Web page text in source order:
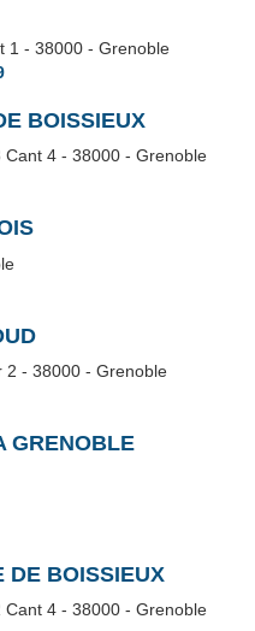
1 - 38000 - Grenoble
BOISSIEUX
4 - 38000 - Grenoble
2 - 38000 - Grenoble
GRENOBLE
DE BOISSIEUX
4 - 38000 - Grenoble